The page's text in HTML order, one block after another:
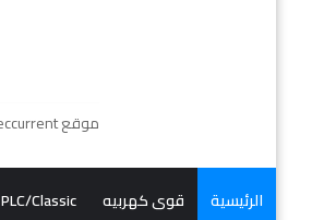
موقع Eleccurrent موقع يهتم كل ما يتعلق بمهندسيى الكهرباء و ميكانيكا سيارات من شروحات نظريه وعمليه الاقرب الى الواقع بالاضافه الى قناه اليوتيوب لشرح البرامج .
الرئيسية قوى كهربيه PLC/Classic